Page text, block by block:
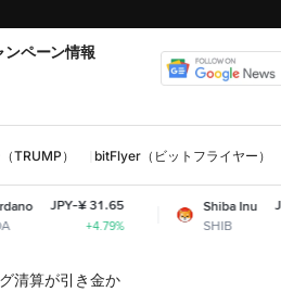
ンペーン情報
TRUMP） bitFlyer（ビットフライヤー）
+4.79%
Shiba Inu
SHIB
JPY-¥ 0.00074
清算が引き金か